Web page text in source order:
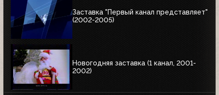
Заставка "Первый канал представляет"
(2002-2005)
Новогодняя заставка (1 канал, 2001-
2002)